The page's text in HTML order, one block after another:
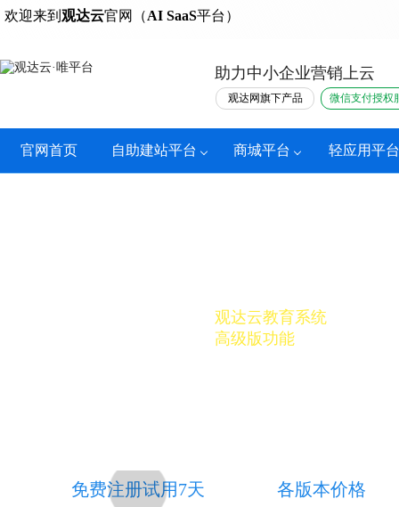
热门
欢迎来到 观达云官网（AI SaaS平台）
助力中小企业营销上云
官网首页 自助建站平台 商城平台 轻应用平台
观达网旗下产品 微信支付授权
免费注册试用7天
观达云教育系统
高级版功能
各版本价格